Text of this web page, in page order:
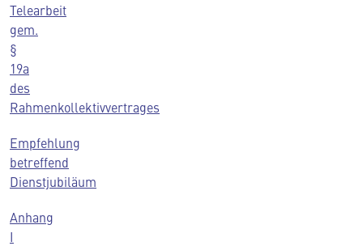
Telearbeit
gem.
§
19a
des
Rahmenkollektivvertrages
Empfehlung
betreffend
Dienstjubiläum
Anhang
I